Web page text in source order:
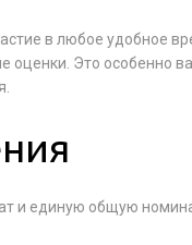
в любое удобное
Это особенно
и единую общую